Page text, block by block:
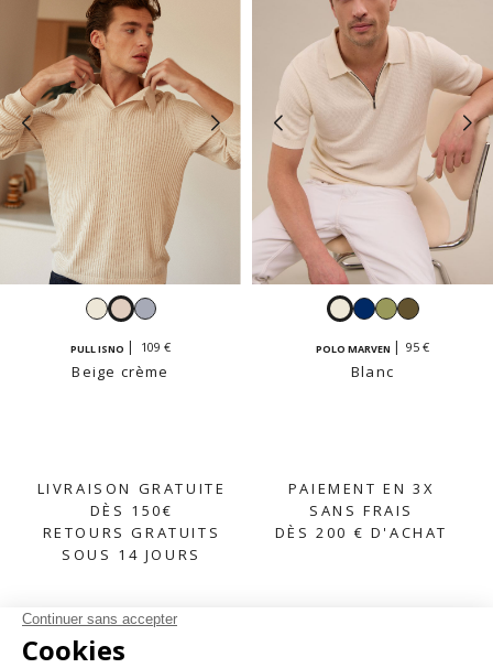
BlancBeigeCiel
PULL ISNO 109 €
Beige crème
BlancNavySaugeKaki
POLO MARVEN 95 €
Blanc
LIVRAISON GRATUITE
DÈS 150€
RETOURS GRATUITS
SOUS 14 JOURS
PAIEMENT EN 3X
SANS FRAIS
DÈS 200 € D'ACHAT
S'INSCRIRE À LA NEWSLETTER